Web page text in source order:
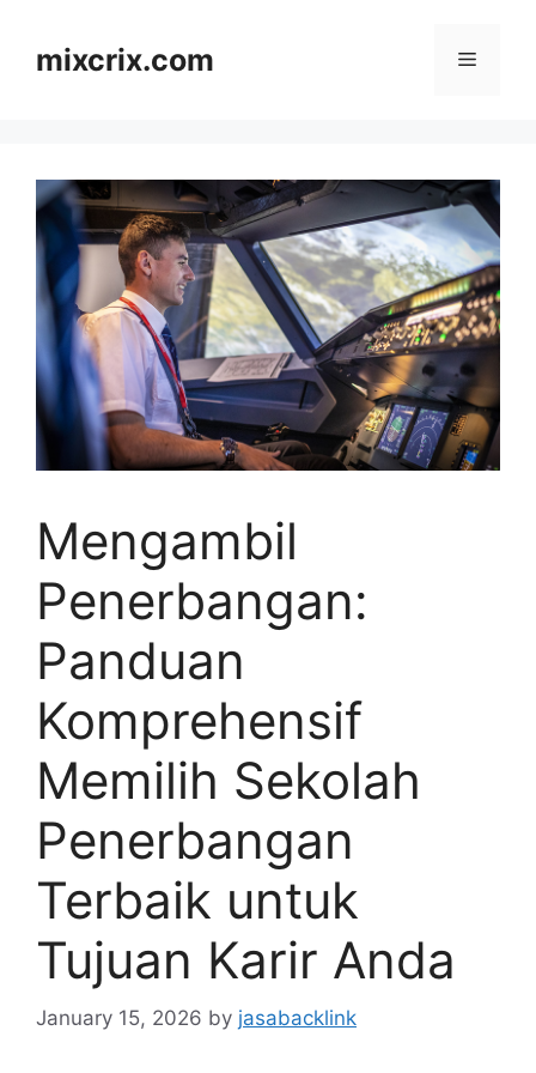
contentmixcrix.com Menu
Mengambil
Penerbangan:
Panduan
Komprehensif
Memilih Sekolah
Penerbangan
Terbaik untuk
Tujuan Karir Anda
January 15, 2026 by jasabacklink